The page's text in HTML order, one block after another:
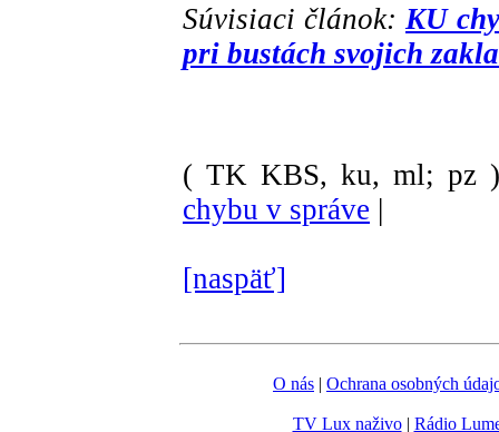
Súvisiaci článok: KU
pri bustách svojich
( TK KBS, ku, ml; pz
chybu v správe |
[naspäť]
O nás | Ochrana osobných
TV Lux naživo| Rádio